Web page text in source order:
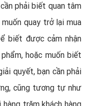
phải biết quan tâm
muốn quay trở lại mua
biết được cảm nhận
hoặc muốn biết
quyết, bạn cần phải
cũng tương tự như